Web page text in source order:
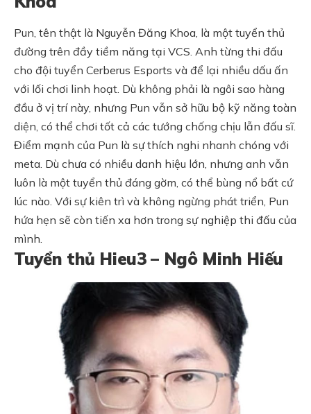
Pun, tên thật là Nguyễn Đăng Khoa, là một tuyển thủ
đường trên đầy tiềm năng tại VCS. Anh từng thi đấu
cho đội tuyển Cerberus Esports và để lại nhiều dấu ấn
với lối chơi linh hoạt. Dù không phải là ngôi sao hàng
đầu ở vị trí này, nhưng Pun vẫn sở hữu bộ kỹ năng toàn
diện, có thể chơi tốt cả các tướng chống chịu lẫn đấu sĩ.
Điểm mạnh của Pun là sự thích nghi nhanh chóng với
meta. Dù chưa có nhiều danh hiệu lớn, nhưng anh vẫn
luôn là một tuyển thủ đáng gờm, có thể bùng nổ bất cứ
lúc nào. Với sự kiên trì và không ngừng phát triển, Pun
hứa hẹn sẽ còn tiến xa hơn trong sự nghiệp thi đấu của
mình.
Tuyển thủ Hieu3 – Ngô Minh Hiếu